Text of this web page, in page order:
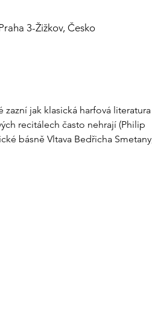
3-Žižkov, Česko
zazní jak klasická harfová literatura
recitálech často nehrají (Philip
básně Vltava Bedřicha Smetany,